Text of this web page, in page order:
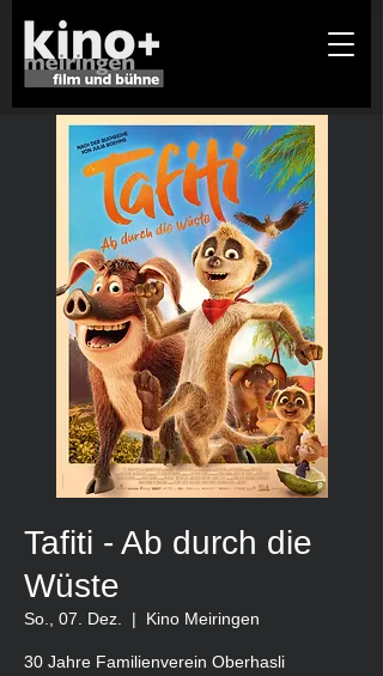
Tafiti - Ab durch die
Wüste
So., 07. Dez.
  |
Kino Meiringen
30 Jahre Familienverein Oberhasli